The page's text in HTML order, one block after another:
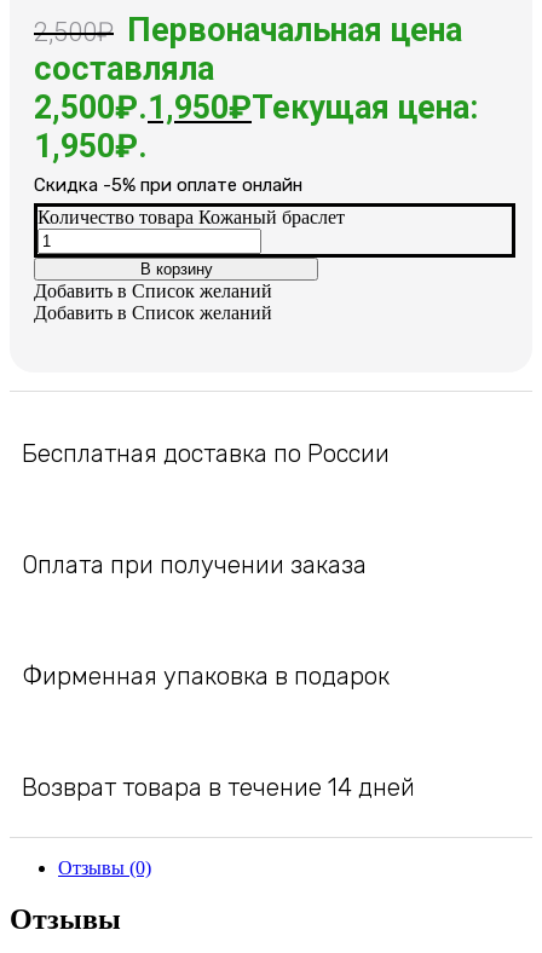
2,500₽
Первоначальная цена
составляла
2,500₽.1,950₽Текущая цена:
1,950₽.
Cкидка -5% при оплате онлайн
Количество товара Кожаный браслет
В корзину
Добавить в Список желаний
Добавить в Список желаний
Бесплатная доставка по России
Оплата при получении заказа
Фирменная упаковка в подарок
Возврат товара в течение 14 дней
Отзывы (0)
Отзывы